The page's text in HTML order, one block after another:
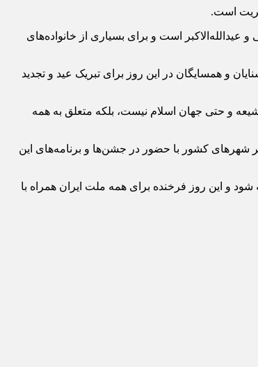
است.
عیدالله‌الاکبر است و برای بسیاری از خانواده‌های
و همسایگان در این روز برای تبریک عید و تجدید
و حتی جهان اسلام نیست، بلکه متعلق به همه
شهرهای کشور با حضور در جشن‌ها و برنامه‌های این
و این روز فرخنده برای همه ملت ایران همراه با